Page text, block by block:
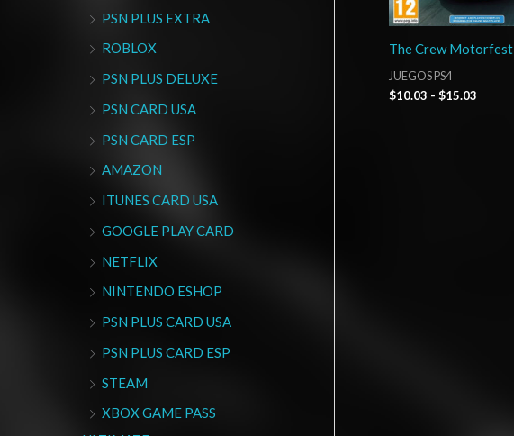
PSN PLUS EXTRA
ROBLOX
PSN PLUS DELUXE
PSN CARD USA
PSN CARD ESP
AMAZON
ITUNES CARD USA
GOOGLE PLAY CARD
NETFLIX
NINTENDO ESHOP
PSN PLUS CARD USA
PSN PLUS CARD ESP
STEAM
XBOX GAME PASS
The Crew Motorfest
JUEGOS PS4
$10.03 - $15.03